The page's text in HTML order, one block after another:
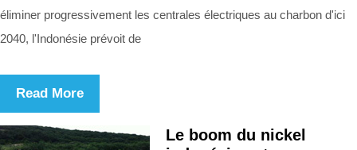
éliminer progressivement les centrales électriques au charbon d'ici
2040, l'Indonésie prévoit de
Read More
Le boom du nickel